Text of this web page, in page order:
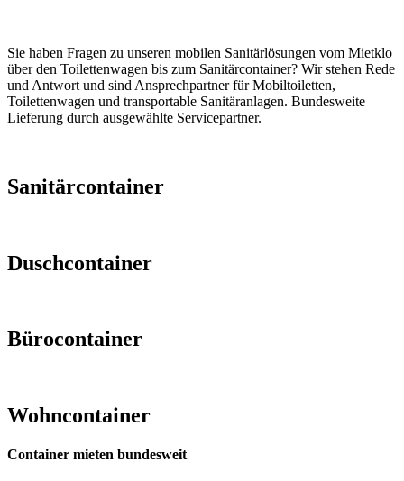
Sie haben Fragen zu unseren mobilen Sanitärlösungen vom Mietklo
über den Toilettenwagen bis zum Sanitärcontainer? Wir stehen Rede
und Antwort und sind Ansprechpartner für Mobiltoiletten,
Toilettenwagen und transportable Sanitäranlagen. Bundesweite
Lieferung durch ausgewählte Servicepartner.
Sanitärcontainer
Duschcontainer
Bürocontainer
Wohncontainer
Container mieten bundesweit